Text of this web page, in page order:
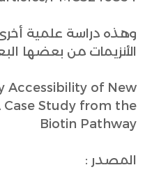
وهذه دراسة علمية
الأنزيمات من بعضها
Accessibility of New
Case Study from the
Biotin Pathway
المصدر :